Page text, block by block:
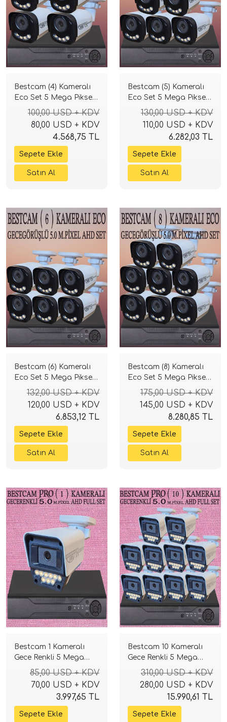
Bestcam (4) Kameralı
Eco Set 5 Mega Piksel
Sony Lensli Full HD
Gece Görüşlü Güvenlik
Kamerası Sistemi
100,00 USD + KDV
80,00 USD + KDV
4.568,75 TL
Bestcam (5) Kameralı
Eco Set 5 Mega Piksel
Sony Lensli Full HD
Gece Görüşlü Güvenlik
Kamerası Sistemi
130,00 USD + KDV
110,00 USD + KDV
6.282,03 TL
Bestcam (6) Kameralı
Eco Set 5 Mega Piksel
Sony Lensli Full HD
Gece Görüşlü Güvenlik
Kamerası Sistemi
132,00 USD + KDV
120,00 USD + KDV
6.853,12 TL
Bestcam (8) Kameralı
Eco Set 5 Mega Piksel
Sony Lensli Full HD
Gece Görüşlü Güvenlik
Kamerası Sistemi
175,00 USD + KDV
145,00 USD + KDV
8.280,85 TL
Bestcam 1 Kameralı
Gece Renkli 5 Mega
Piksel Sony Lensli 4K
Güvenlik Sistemi
85,00 USD + KDV
70,00 USD + KDV
3.997,65 TL
Bestcam 10 Kameralı
Gece Renkli 5 Mega
Piksel Sony Lensli 4K
Güvenlik Sistemi
310,00 USD + KDV
280,00 USD + KDV
15.990,61 TL